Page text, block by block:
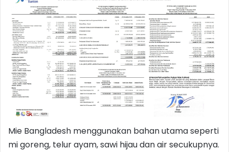
Mie Bangladesh menggunakan bahan utama seperti
mi goreng, telur ayam, sawi hijau dan air secukupnya.